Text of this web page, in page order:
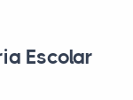
Escolar